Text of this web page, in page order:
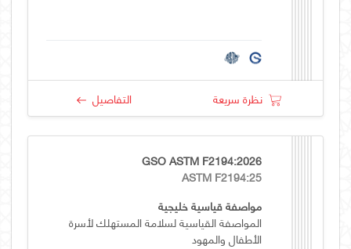
نظرة سريعة التفاصيل
GSO ASTM F2194:2026
ASTM F2194:25
مواصفة قياسية خليجية
المواصفة القياسية لسلامة المستهلك لأسرة
الأطفال والمهود